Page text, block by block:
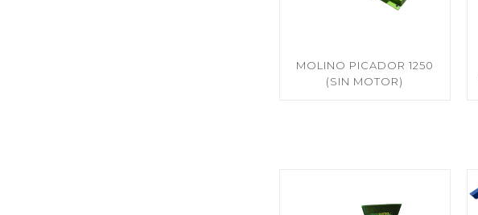
MOLINO PICADOR 1250
(SIN MOTOR)